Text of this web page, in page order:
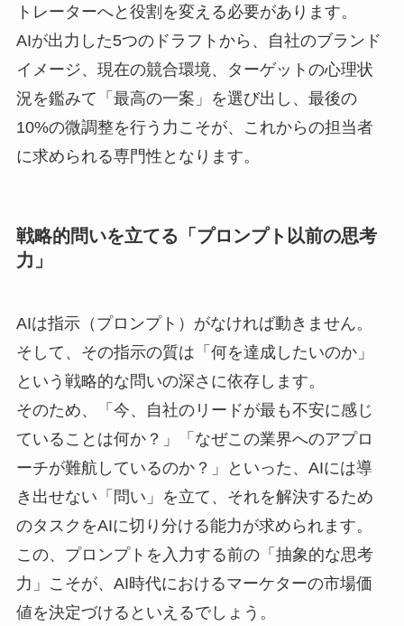
トレーターへと役割を変える必要があります。
AIが出力した5つのドラフトから、自社のブランド
イメージ、現在の競合環境、ターゲットの心理状
況を鑑みて「最高の一案」を選び出し、最後の
10%の微調整を行う力こそが、これからの担当者
に求められる専門性となります。
戦略的問いを立てる「プロンプト以前の思考
力」
AIは指示（プロンプト）がなければ動きません。
そして、その指示の質は「何を達成したいのか」
という戦略的な問いの深さに依存します。
そのため、「今、自社のリードが最も不安に感じ
ていることは何か？」「なぜこの業界へのアプロ
ーチが難航しているのか？」といった、AIには導
き出せない「問い」を立て、それを解決するため
のタスクをAIに切り分ける能力が求められます。
この、プロンプトを入力する前の「抽象的な思考
力」こそが、AI時代におけるマーケターの市場価
値を決定づけるといえるでしょう。